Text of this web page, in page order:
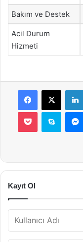
Bakım ve Destek
Acil Durum
Hizmeti
Facebook
X
Pocket Skype
Kayıt Ol